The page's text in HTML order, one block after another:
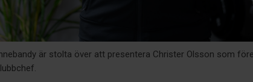
är stolta över att presentera Christer Olsson som